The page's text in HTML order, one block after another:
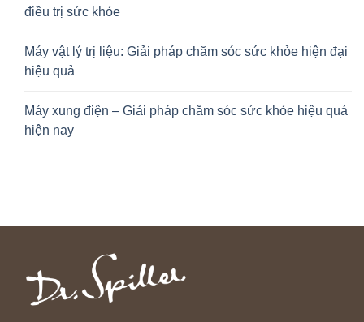
điều trị sức khỏe
Máy vật lý trị liệu: Giải pháp chăm sóc sức khỏe hiện đại
hiệu quả
Máy xung điện – Giải pháp chăm sóc sức khỏe hiệu quả
hiện nay